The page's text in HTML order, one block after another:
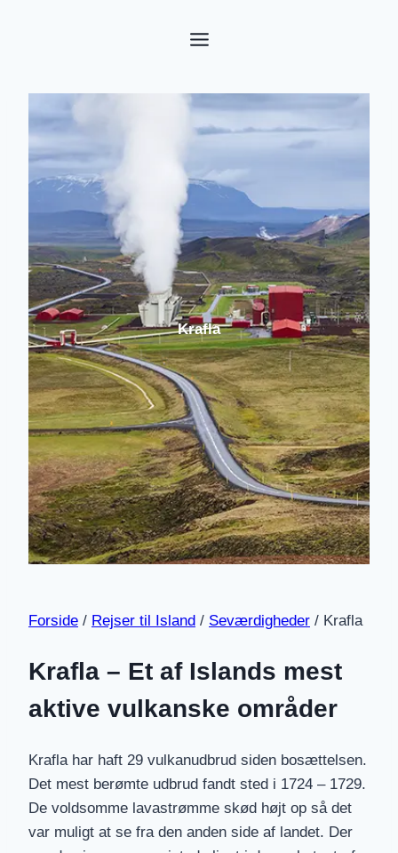
Krafla
Forside / Rejser til Island / Seværdigheder / Krafla
Krafla – Et af Islands mest
aktive vulkanske områder
Krafla har haft 29 vulkanudbrud siden bosættelsen.
Det mest berømte udbrud fandt sted i 1724 – 1729.
De voldsomme lavastrømme skød højt op så det
var muligt at se fra den anden side af landet. Der